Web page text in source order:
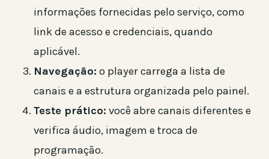
informações fornecidas pelo serviço, como
link de acesso e credenciais, quando
aplicável.
Navegação: o player carrega a lista de
canais e a estrutura organizada pelo painel.
Teste prático: você abre canais diferentes e
verifica áudio, imagem e troca de
programação.